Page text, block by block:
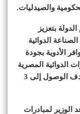
والصيدليات.
بتعزيز
الدوائية
الأدوية بجودة
الدوائية المصرية
بلغت 1.5 مليار دولار في 2024/2025، مع هدف الوصول إلى 3
لمبادرات